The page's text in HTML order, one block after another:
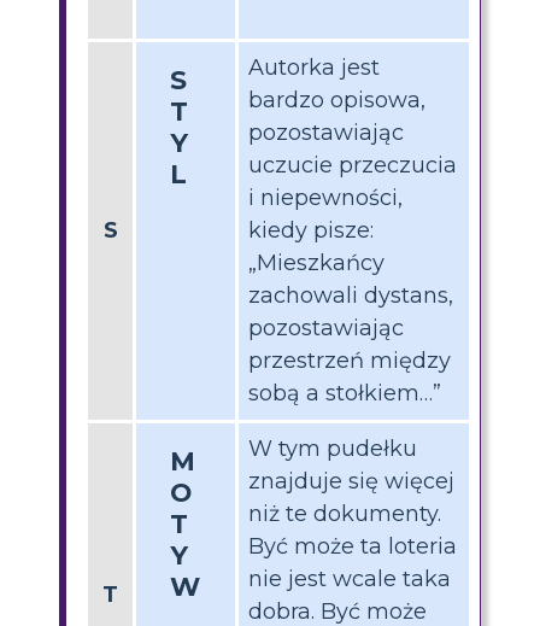
S
S
T
Y
L
Autorka jest
bardzo opisowa,
pozostawiając
uczucie przeczucia
i niepewności,
kiedy pisze:
„Mieszkańcy
zachowali dystans,
pozostawiając
przestrzeń między
sobą a stołkiem…”
T
M
O
T
Y
W
W tym pudełku
znajduje się więcej
niż te dokumenty.
Być może ta loteria
nie jest wcale taka
dobra. Być może